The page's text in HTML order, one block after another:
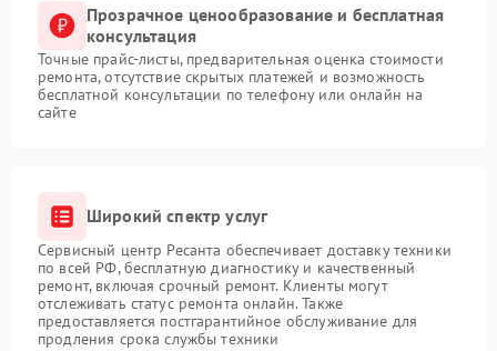
Прозрачное ценообразование и бесплатная
консультация
Точные прайс-листы, предварительная оценка стоимости
ремонта, отсутствие скрытых платежей и возможность
бесплатной консультации по телефону или онлайн на
сайте
Широкий спектр услуг
Сервисный центр Ресанта обеспечивает доставку техники
по всей РФ, бесплатную диагностику и качественный
ремонт, включая срочный ремонт. Клиенты могут
отслеживать статус ремонта онлайн. Также
предоставляется постгарантийное обслуживание для
продления срока службы техники